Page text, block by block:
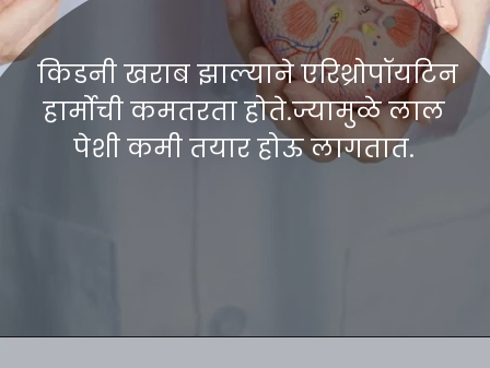
किडनी खराब झाल्याने एरिथ्रोपॉयटिन
हार्मोची कमतरता होते.ज्यामुळे लाल